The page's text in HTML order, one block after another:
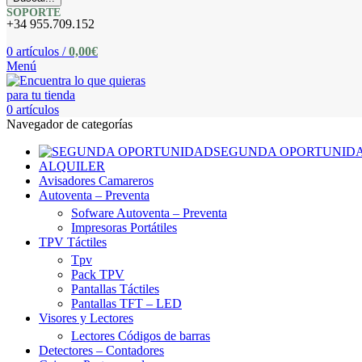
SOPORTE
+34 955.709.152
0 artículos / 0,00€
Menú
0 artículos
Navegador de categorías
SEGUNDA
ALQUILER
Avisadores Camareros
Autoventa – Preventa
Sofware Autoventa – Preventa
Impresoras Portátiles
TPV Táctiles
Tpv
Pack TPV
Pantallas Táctiles
Pantallas TFT – LED
Visores y Lectores
Lectores Códigos de barras
Detectores – Contadores